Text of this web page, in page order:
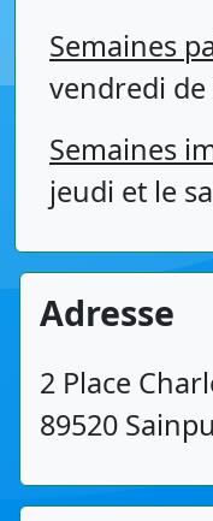
Semaines
vendredi de
Semaines
jeudi et le
Adresse
2 Place
89520